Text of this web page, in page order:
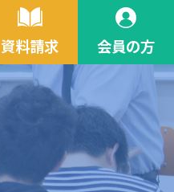
資料請求 会員の方